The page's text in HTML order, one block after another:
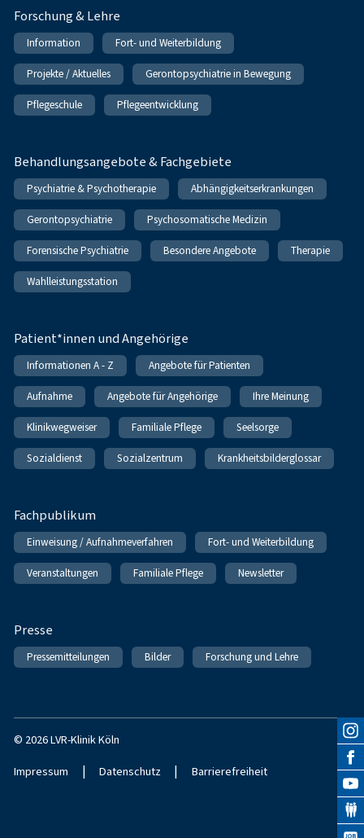
Forschung & Lehre
Information Fort- und Weiterbildung
Projekte / Aktuelles Gerontopsychiatrie in Bewegung
Pflegeschule Pflegeentwicklung
Behandlungsangebote & Fachgebiete
Psychiatrie & Psychotherapie Abhängigkeitserkrankungen
Gerontopsychiatrie Psychosomatische Medizin
Forensische Psychiatrie Besondere Angebote Therapie
Wahlleistungsstation
Patient*innen und Angehörige
Informationen A - Z Angebote für Patienten
Aufnahme Angebote für Angehörige Ihre Meinung
Klinikwegweiser Familiale Pflege Seelsorge
Sozialdienst Sozialzentrum Krankheitsbilderglossar
Fachpublikum
Einweisung / Aufnahmeverfahren Fort- und Weiterbildung
Veranstaltungen Familiale Pflege Newsletter
Presse
Pressemitteilungen Bilder Forschung und Lehre
© 2026 LVR-Klinik Köln
Impressum | Datenschutz | Barrierefreiheit